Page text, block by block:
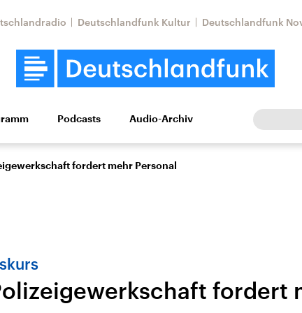
Deutschlandfunk Kultur Deutschlandfunk
Wissen Kultur Europa
Nahostkonflikt
Iran
Podcasts Audio-Archiv
fordert mehr Personal
fordert